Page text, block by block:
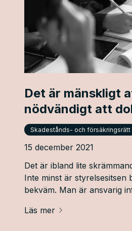
Det är mänskligt
nödvändigt att
Skadestånds- och försäkringsrätt
15 december 2021
Det är ibland lite
Inte minst är styrelsesitsen
bekväm. Man är ansvarig
skadeståndsanspråk riktas
Läs mer